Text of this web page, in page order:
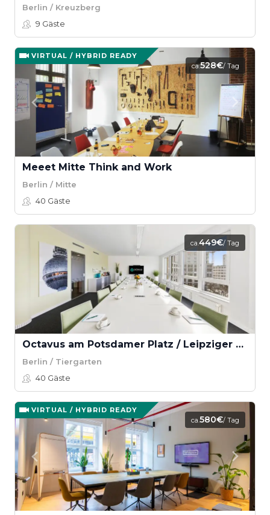
Berlin / Kreuzberg
9 Gäste
VIRTUAL / HYBRID READY
ca.528€/ Tag
Meeet Mitte Think and Work
Berlin / Mitte
40 Gäste
ca.449€/ Tag
Octavus am Potsdamer Platz / Leipziger Platz - Alexander Platz
Berlin / Tiergarten
40 Gäste
VIRTUAL / HYBRID READY
ca.580€/ Tag